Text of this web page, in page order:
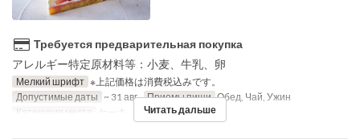
Требуется предварительная покупка
アレルギー特定原材料等：小麦、牛乳、卵
Мелкий шрифт ※上記価格は消費税込みです。
Допустимые даты ~ 31 авг. Приемы пищи Обед, Чай, Ужин
Категория места
ケーキ Читать дальше